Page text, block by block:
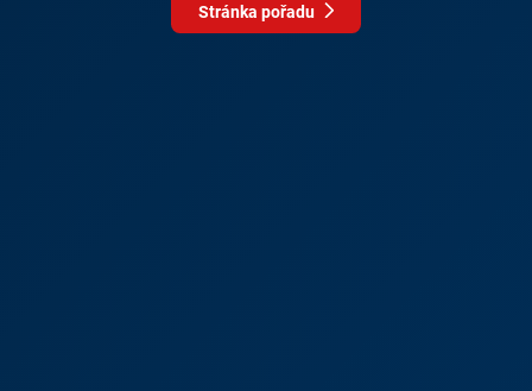
Stránka pořadu